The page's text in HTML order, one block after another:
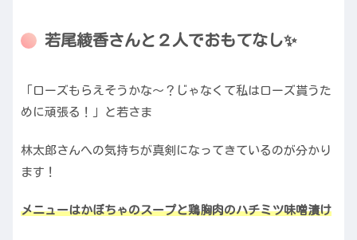
若尾綾香さんと２人でおもてなし✨
「ローズもらえそうかな〜？じゃなくて私はローズ貰うた
めに頑張る！」と若さま
林太郎さんへの気持ちが真剣になってきているのが分かり
ます！
メニューはかぼちゃのスープと鶏胸肉のハチミツ味噌漬け